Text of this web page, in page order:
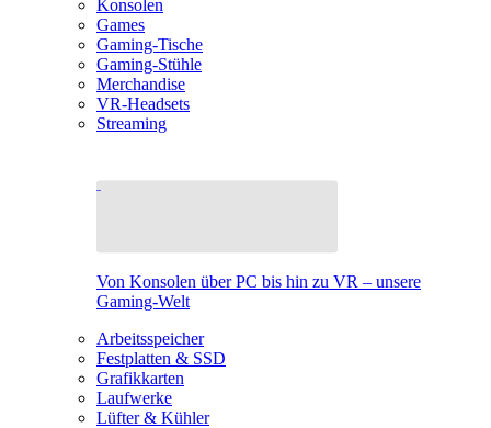
Konsolen
Games
Gaming-Tische
Gaming-Stühle
Merchandise
VR-Headsets
Streaming
Von Konsolen über PC bis hin zu VR – unsere
Gaming-Welt
Arbeitsspeicher
Festplatten & SSD
Grafikkarten
Laufwerke
Lüfter & Kühler